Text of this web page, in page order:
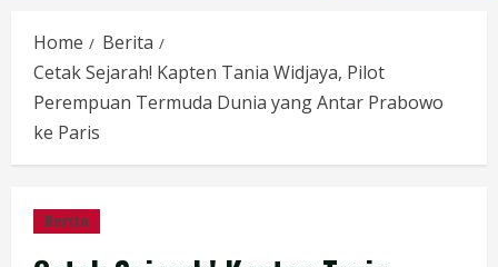
Home
Berita
Cetak Sejarah! Kapten Tania Widjaya, Pilot
Perempuan Termuda Dunia yang Antar Prabowo
ke Paris
Berita